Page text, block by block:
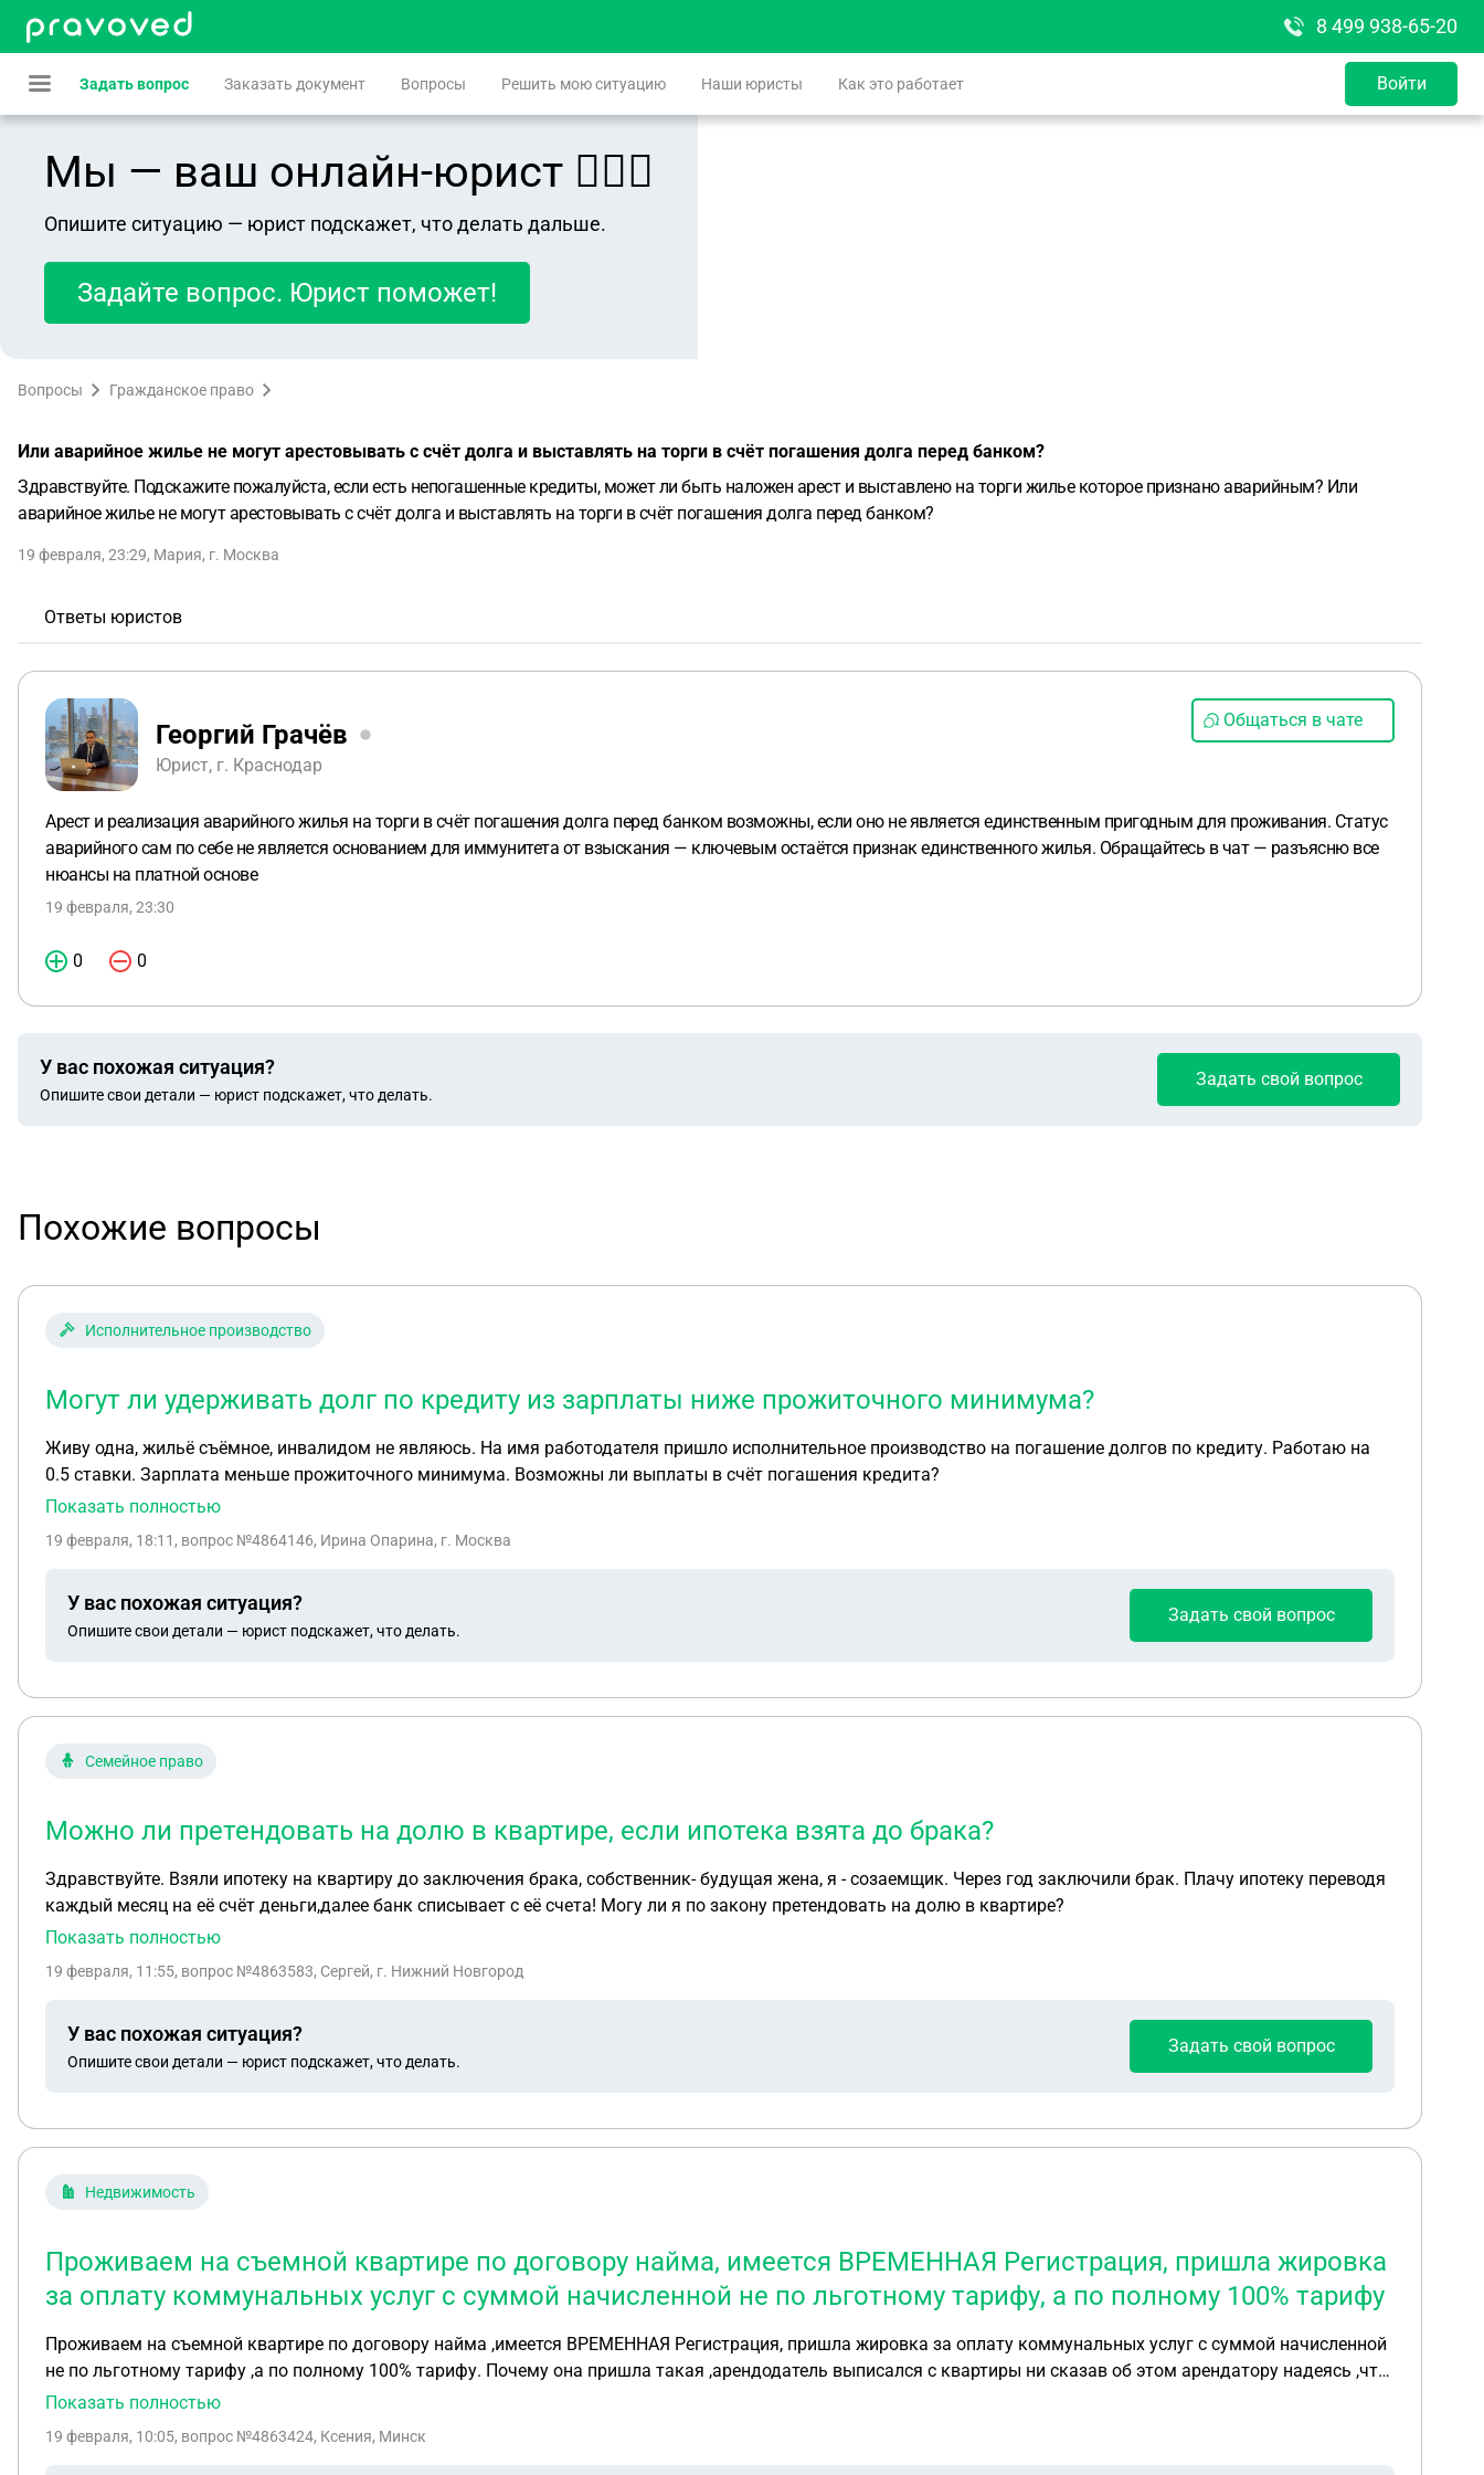
8 499 938-65-20
Задать вопрос Заказать документ Вопросы Решить мою ситуацию Наши юристы Как это работает Войти
Мы — ваш онлайн-юрист 👨🏻‍⚖️
Опишите ситуацию — юрист подскажет, что делать дальше.
Задайте вопрос. Юрист поможет!
Вопросы Гражданское право
Или аварийное жилье не могут арестовывать с счёт долга и выставлять на торги в счёт погашения долга перед банком?
Здравствуйте. Подскажите пожалуйста, если есть непогашенные кредиты, может ли быть наложен арест и выставлено на торги жилье которое признано аварийным? Или
аварийное жилье не могут арестовывать с счёт долга и выставлять на торги в счёт погашения долга перед банком?
19 февраля, 23:29, Мария, г. Москва
Ответы юристов
Георгий Грачёв
Юрист, г. Краснодар
Общаться в чате
Арест и реализация аварийного жилья на торги в счёт погашения долга перед банком возможны, если оно не является единственным пригодным для проживания. Статус
аварийного сам по себе не является основанием для иммунитета от взыскания — ключевым остаётся признак единственного жилья. Обращайтесь в чат — разъясню все
нюансы на платной основе
19 февраля, 23:30
0 0
У вас похожая ситуация?
Опишите свои детали — юрист подскажет, что делать.
Задать свой вопрос
Похожие вопросы
Исполнительное производство
Могут ли удерживать долг по кредиту из зарплаты ниже прожиточного минимума?
Живу одна, жильё съёмное, инвалидом не являюсь. На имя работодателя пришло исполнительное производство на погашение долгов по кредиту. Работаю на
0.5 ставки. Зарплата меньше прожиточного минимума. Возможны ли выплаты в счёт погашения кредита?
Показать полностью
19 февраля, 18:11 , вопрос №4864146, Ирина Опарина, г. Москва
У вас похожая ситуация?
Опишите свои детали — юрист подскажет, что делать.
Задать свой вопрос
Семейное право
Можно ли претендовать на долю в квартире, если ипотека взята до брака?
Здравствуйте. Взяли ипотеку на квартиру до заключения брака, собственник- будущая жена, я - созаемщик. Через год заключили брак. Плачу ипотеку переводя
каждый месяц на её счёт деньги,далее банк списывает с её счета! Могу ли я по закону претендовать на долю в квартире?
Показать полностью
19 февраля, 11:55, вопрос №4863583, Сергей, г. Нижний Новгород
У вас похожая ситуация?
Опишите свои детали — юрист подскажет, что делать.
Задать свой вопрос
Недвижимость
Проживаем на съемной квартире по договору найма, имеется ВРЕМЕННАЯ Регистрация, пришла жировка
за оплату коммунальных услуг с суммой начисленной не по льготному тарифу, а по полному 100% тарифу
Проживаем на съемной квартире по договору найма ,имеется ВРЕМЕННАЯ Регистрация, пришла жировка за оплату коммунальных услуг с суммой начисленной
не по льготному тарифу ,а по полному 100% тарифу. Почему она пришла такая ,арендодатель выписался с квартиры ни сказав об этом арендатору надеясь ,что
временная регистрация арендатора будет считаться основанием для получения льготных тарифов. Хотела узнать на ком по закону лежит ответственность за
этой ситуации не выноватым. Хотя по сути эта проблема арендодателя ,что изначально прежде чем выписываться из квартиры он(арендодатель) не уточнил на
Показать полностью
19 февраля, 10:05, вопрос №4863424, Ксения, Минск